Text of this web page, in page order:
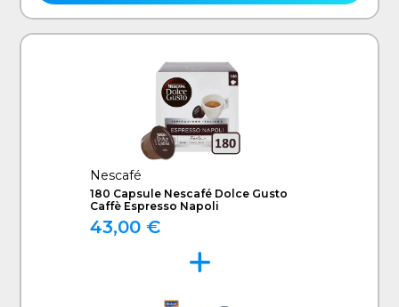
Nescafé
180 Capsule Nescafé Dolce Gusto
Caffè Espresso Napoli
43,00 €